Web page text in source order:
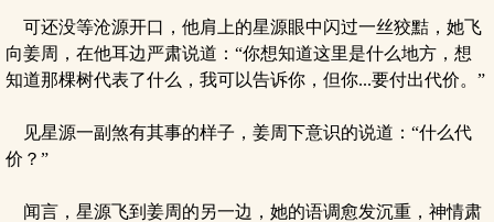
可还没等沧源开口，他肩上的星源眼中闪过一丝狡黠，她飞
向姜周，在他耳边严肃说道：“你想知道这里是什么地方，想
知道那棵树代表了什么，我可以告诉你，但你...要付出代价。”
见星源一副煞有其事的样子，姜周下意识的说道：“什么代
价？”
闻言，星源飞到姜周的另一边，她的语调愈发沉重，神情肃